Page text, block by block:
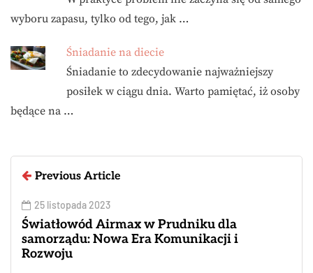
wyboru zapasu, tylko od tego, jak …
Śniadanie na diecie
Śniadanie to zdecydowanie najważniejszy
posiłek w ciągu dnia. Warto pamiętać, iż osoby
będące na …
Previous Article
25 listopada 2023
Światłowód Airmax w Prudniku dla
samorządu: Nowa Era Komunikacji i
Rozwoju